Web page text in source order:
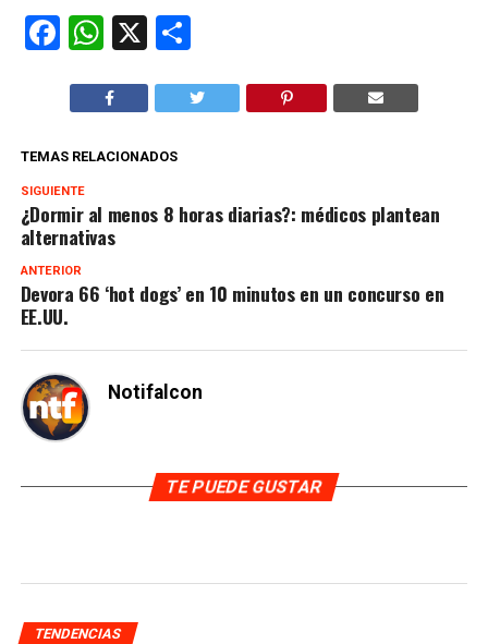
Facebook
WhatsApp
X Compartir
TEMAS RELACIONADOS
SIGUIENTE
¿Dormir al menos 8 horas diarias?: médicos plantean
alternativas
ANTERIOR
Devora 66 ‘hot dogs’ en 10 minutos en un concurso en
EE.UU.
Notifalcon
TE PUEDE GUSTAR
TENDENCIAS